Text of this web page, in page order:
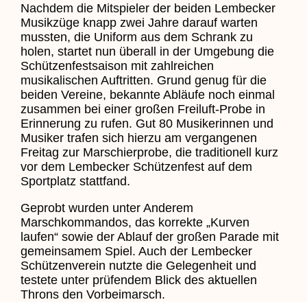
Nachdem die Mitspieler der beiden Lembecker
Musikzüge knapp zwei Jahre darauf warten
mussten, die Uniform aus dem Schrank zu
holen, startet nun überall in der Umgebung die
Schützenfestsaison mit zahlreichen
musikalischen Auftritten. Grund genug für die
beiden Vereine, bekannte Abläufe noch einmal
zusammen bei einer großen Freiluft-Probe in
Erinnerung zu rufen. Gut 80 Musikerinnen und
Musiker trafen sich hierzu am vergangenen
Freitag zur Marschierprobe, die traditionell kurz
vor dem Lembecker Schützenfest auf dem
Sportplatz stattfand.
Geprobt wurden unter Anderem
Marschkommandos, das korrekte „Kurven
laufen“ sowie der Ablauf der großen Parade mit
gemeinsamem Spiel. Auch der Lembecker
Schützenverein nutzte die Gelegenheit und
testete unter prüfendem Blick des aktuellen
Throns den Vorbeimarsch.